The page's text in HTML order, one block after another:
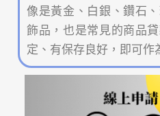
像是黃金、白銀、鑽石
飾品，也是常見的商品
定、有保存良好，即可作